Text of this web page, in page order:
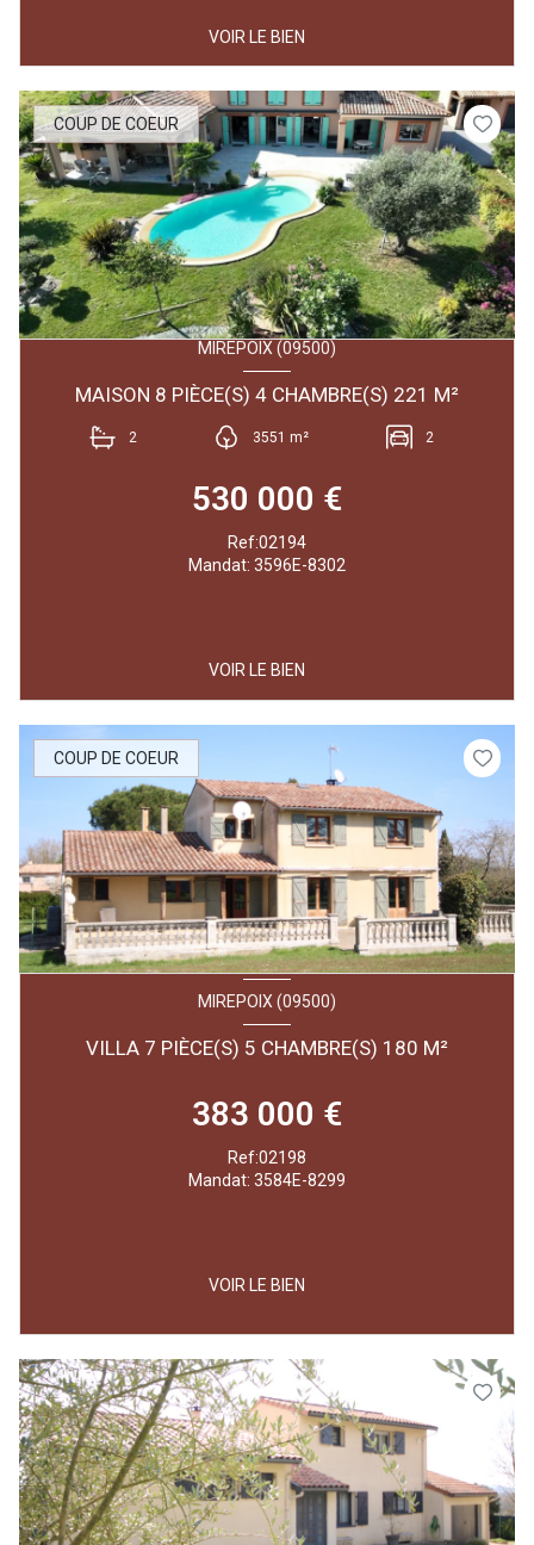
VOIR LE BIEN
COUP DE COEUR
MIREPOIX (09500)
MAISON 8 PIÈCE(S) 4 CHAMBRE(S) 221 M²
2 3551 m² 2
530 000 €
Ref:02194
Mandat: 3596E-8302
VOIR LE BIEN
COUP DE COEUR
MIREPOIX (09500)
VILLA 7 PIÈCE(S) 5 CHAMBRE(S) 180 M²
383 000 €
Ref:02198
Mandat: 3584E-8299
VOIR LE BIEN